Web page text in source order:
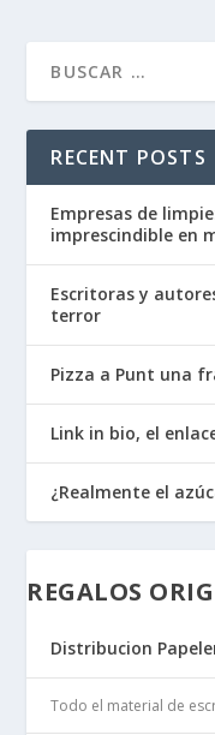
RECENT POSTS
Empresas de
imprescindible en
Escritoras y
terror
Pizza a Punt una
Link in bio, el
¿Realmente el
REGALOS
Distribucion
Todo el material de